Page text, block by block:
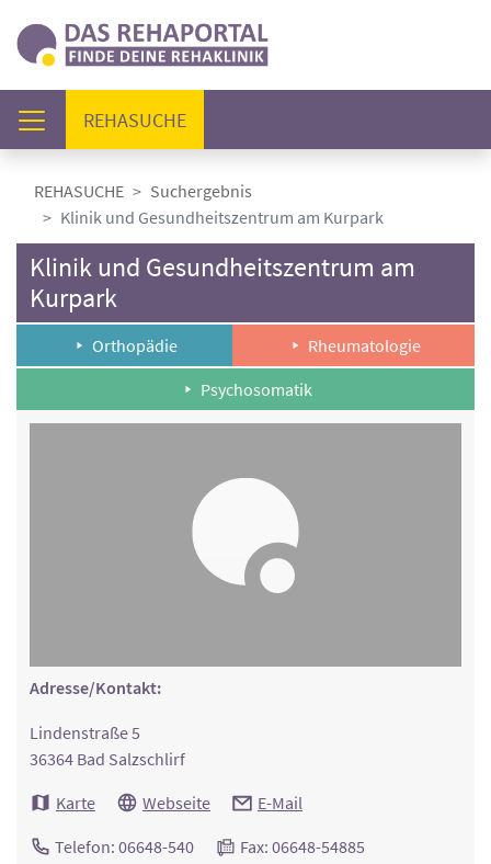
REHASUCHE(AKTUELL)
REHASUCHE
Suchergebnis
Klinik und Gesundheitszentrum am Kurpark
Klinik und Gesundheitszentrum am
Kurpark
Orthopädie
Rheumatologie
Psychosomatik
Adresse/Kontakt:
Lindenstraße 5
36364 Bad Salzschlirf
Karte
Webseite E-Mail
Telefon: 06648-540 Fax: 06648-54885